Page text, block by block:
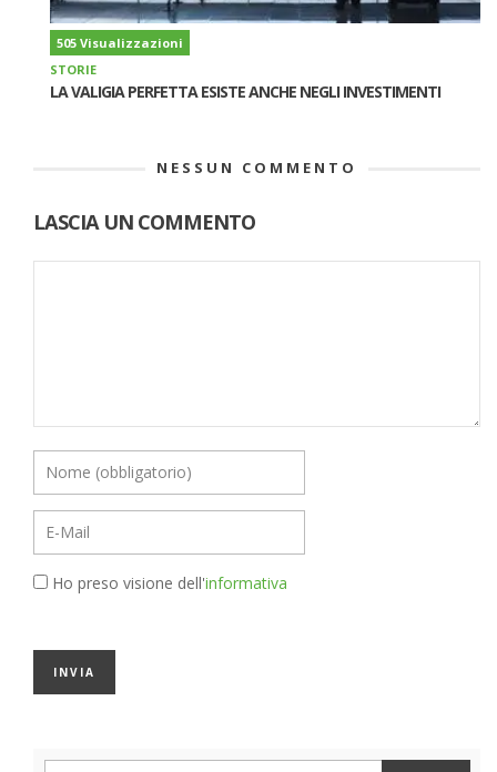
505 Visualizzazioni
STORIE
LA VALIGIA PERFETTA ESISTE ANCHE NEGLI INVESTIMENTI
NESSUN COMMENTO
LASCIA UN COMMENTO
Ho preso visione dell'informativa